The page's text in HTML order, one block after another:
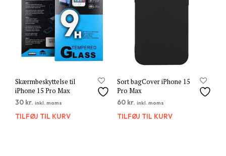
Skærmbeskyttelse til
iPhone 15 Pro Max
30 kr. inkl. moms
TILFØJ TIL KURV
Sort bagCover iPhone 15
Pro Max
60 kr. inkl. moms
TILFØJ TIL KURV